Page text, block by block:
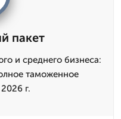
пакет
и среднего бизнеса:
таможенное
г.